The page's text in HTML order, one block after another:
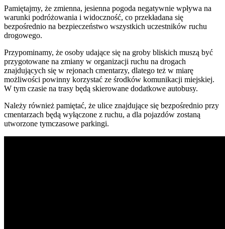
Pamiętajmy, że zmienna, jesienna pogoda negatywnie wpływa na
warunki podróżowania i widoczność, co przekładana się
bezpośrednio na bezpieczeństwo wszystkich uczestników ruchu
drogowego.
Przypominamy, że osoby udające się na groby bliskich muszą być
przygotowane na zmiany w organizacji ruchu na drogach
znajdujących się w rejonach cmentarzy, dlatego też w miarę
możliwości powinny korzystać ze środków komunikacji miejskiej.
W tym czasie na trasy będą skierowane dodatkowe autobusy.
Należy również pamiętać, że ulice znajdujące się bezpośrednio przy
cmentarzach będą wyłączone z ruchu, a dla pojazdów zostaną
utworzone tymczasowe parkingi.